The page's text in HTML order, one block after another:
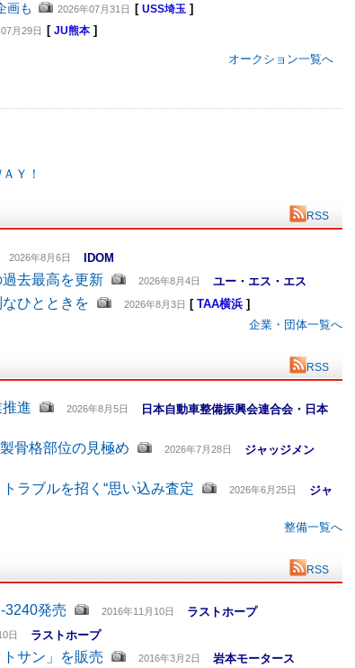
画も 2026年07月31日 [ USS埼玉 ]
月29日 [ JU熊本 ]
オークション一覧へ
Ｙ！
RSS
2026年8月6日 IDOM
去最高を更新 2026年8月4日 ユー・エス・エス
ひとときを 2026年8月3日 [ TAA横浜 ]
企業・団体一覧へ
RSS
進 2026年8月5日 日本自動車整備振興会連合会・日本
骨格部位の見極め
2026年7月28日 ジャッジメン
ラブルを招く“思い込み査定
2026年6月25日 ジャ
整備一覧へ
RSS
3240発売 2016年11月10日 ラストホープ
日 ラストホープ
サン」を販売 2016年3月2日
岩本モータース